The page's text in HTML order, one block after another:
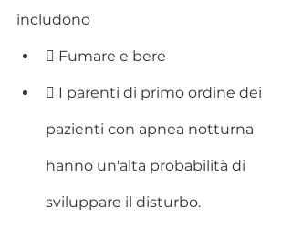
includono
 Fumare e bere
 I parenti di primo ordine dei
pazienti con apnea notturna
hanno un'alta probabilità di
sviluppare il disturbo.